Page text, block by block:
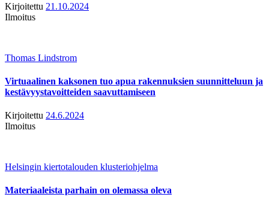
Kirjoitettu 21.10.2024
Ilmoitus
Thomas Lindstrom
Virtuaalinen kaksonen tuo apua rakennuksien suunnitteluun ja
kestävyystavoitteiden saavuttamiseen
Kirjoitettu 24.6.2024
Ilmoitus
Helsingin kiertotalouden klusteriohjelma
Materiaaleista parhain on olemassa oleva